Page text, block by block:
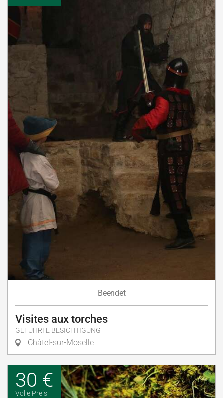
Beendet
Visites aux torches
GEFÜHRTE BESICHTIGUNG
Châtel-sur-Moselle
30 €
Volle Preis